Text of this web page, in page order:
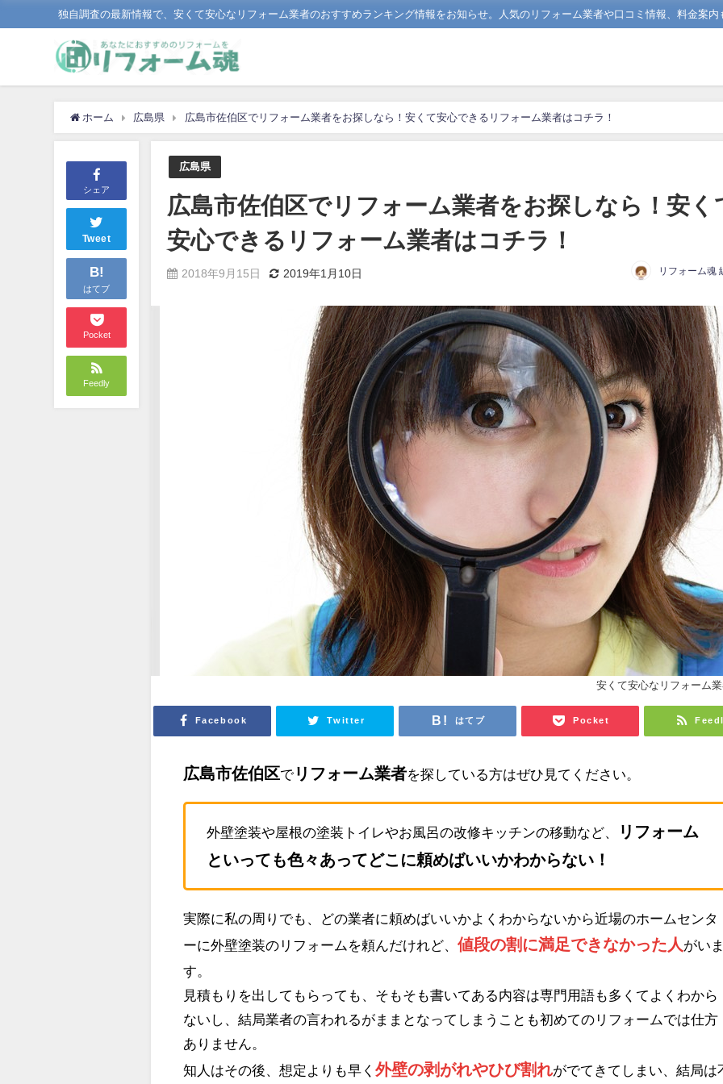
独自調査の最新情報で、安くて安心なリフォーム業者のおすすめランキング情報をお知らせ。人気のリフォーム業者や口コミ情報、料金案
ホーム 広島県 広島市佐伯区でリフォーム業者をお探しなら！安くて安心できるリフォーム業者はコチラ！
シェア
Tweet
B!
はてブ
Pocket
Feedly
広島県
広島市佐伯区でリフォーム業者をお探しなら！安く
安心できるリフォーム業者はコチラ！
2018年9月15日 2019年1月10日 リフォーム魂
安くて安心なリフォーム
Facebook Twitter はてブ Pocket
広島市佐伯区でリフォーム業者を探している方はぜひ見てください。
外壁塗装や屋根の塗装トイレやお風呂の改修キッチンの移動など、
リフォーム
といっても色々あってどこに頼めばいいかわからない！
実際に私の周りでも、どの業者に頼めばいいかよくわからないから近場のホームセンタ
ーに外壁塗装のリフォームを頼んだけれど、値段の割に満足できなかった人 がい
す。
見積もりを出してもらっても、そもそも書いてある内容は専門用語も多くてよくわから
ないし、結局業者の言われるがままとなってしまうことも初めてのリフォームでは仕方
ありません。
知人はその後、想定よりも早く外壁の剥がれやひび割れがでてきてしまい、結局は